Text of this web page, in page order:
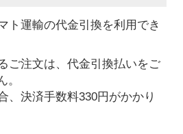
ト運輸の代金引換を利用でき
ご注文は、代金引換払いをご
。
、決済手数料330円がかかり